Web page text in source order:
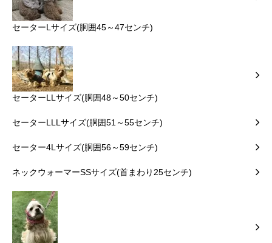
セーターLサイズ(胴囲45～47センチ)
セーターLLサイズ(胴囲48～50センチ)
セーターLLLサイズ(胴囲51～55センチ)
セーター4Lサイズ(胴囲56～59センチ)
ネックウォーマーSSサイズ(首まわり25センチ)